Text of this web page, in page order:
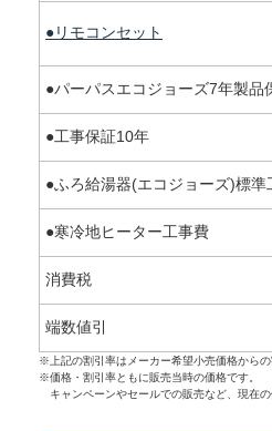
●リモコンセット
●パーパスエコジョーズ7年製品
●工事保証10年
●ふろ給湯器(エコジョーズ)標準
●寒冷地ヒーター工事費
消費税
端数値引
※上記の割引率はメーカー希望小売価格からの
※価格・割引率ともに販売当時の価格です。
キャンペーンやセールでの販売など、現在の